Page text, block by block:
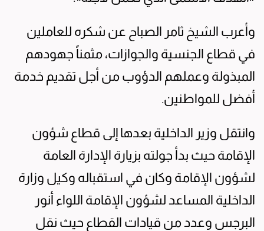
وأعرب الشيخ ثامر الصباح عن شكره للعاملين
في قطاع الجنسية والجوازات، مثمناً جهودهم
المبذولة وعملهم الدؤوب من أجل تقديم خدمة
أفضل للمواطنين.
وانتقل وزير الداخلية بعدها إلى قطاع شؤون
الإقامة حيث بدأ جولته بزيارة الإدارة العامة
لشؤون الإقامة وكان في استقباله وكيل وزارة
الداخلية المساعد لشؤون الإقامة اللواء أنور
البرجس وعدد من قيادات القطاع حيث نقل